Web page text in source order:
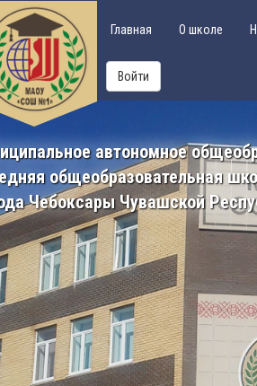
Главная О школе
Войти
автономное
общеобразовательная
Чебоксары Чувашской